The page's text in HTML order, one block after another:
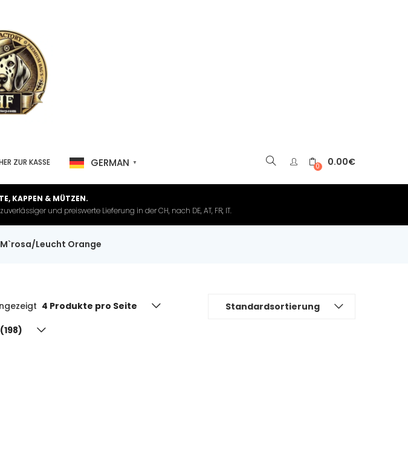
ZUR KASSE GERMAN ▼ 0 0.00€
KAPPEN & MÜTZEN.
und preiswerte Lieferung in der CH, nach DE, AT, FR, IT.
M`rosa/Leucht Orange
Standardsortierung
4 Produkte pro Seite